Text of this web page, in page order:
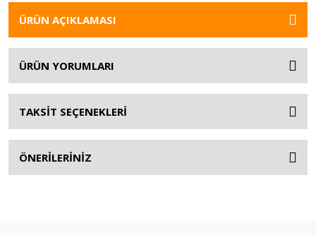
ÜRÜN AÇIKLAMASI
ÜRÜN YORUMLARI
TAKSİT SEÇENEKLERİ
ÖNERİLERİNİZ